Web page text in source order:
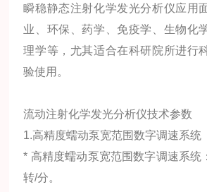
瞬稳静态注射化学发光分析仪应用
业、环保、药学、免疫学、生物化
理学等，尤其适合在科研院所进行
验使用。
流动注射化学发光分析仪技术参数
1.高精度蠕动泵宽范围数字调速系统
* 高精度蠕动泵宽范围数字调速系
转/分。